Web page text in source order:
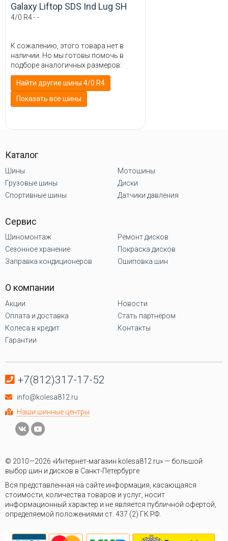
Galaxy Liftop SDS Ind Lug SH
4/0 R4 - -
К сожалению, этого товара нет в
наличии. Но мы готовы помочь в
подборе аналогичных размеров:
Найти другие шины 4/0 R4
Показать все шины
Каталог
Шины
Грузовые шины
Спортивные шины
Мотошины
Диски
Датчики давления
Сервис
Шиномонтаж
Сезонное хранение
Заправка кондиционеров
Ремонт дисков
Покраска дисков
Ошиповка шин
О компании
Акции
Оплата и доставка
Колеса в кредит
Гарантии
Новости
Стать партнёром
Контакты
+7(812)317-17-52
info@kolesa812.ru
Наши шинные центры
© 2010—2026 «Интернет-магазин kolesa812.ru» — большой
выбор шин и дисков в Санкт-Петербурге
Вся представленная на сайте информация, касающаяся
стоимости, количества товаров и услуг, носит
информационный характер и не является публичной офертой,
определяемой положениями ст. 437 (2) ГК РФ.